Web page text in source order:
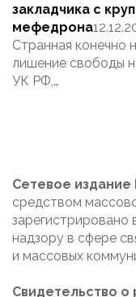
закладчика с
мефедрона
Странная конечно
лишение свободы
УК РФ,…
Сетевое
средством
надзору в сфере
и массовых
Свидетельство о